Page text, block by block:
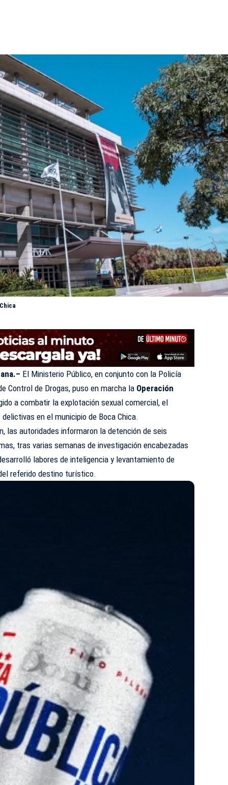
El Ministerio Público, en conjunto con la Policía
Control de Drogas, puso en marcha la Operación
a combatir la explotación sexual comercial, el
en el municipio de Boca Chica.
las autoridades informaron la detención de seis
tras varias semanas de investigación encabezadas
labores de inteligencia y levantamiento de
referido destino turístico.